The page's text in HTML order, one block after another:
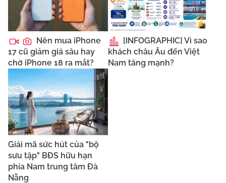
Nên mua iPhone
17 cũ giảm giá sâu hay
chờ iPhone 18 ra mắt?
[INFOGRAPHIC] Vì sao
khách châu Âu đến Việt
Nam tăng mạnh?
Giải mã sức hút của "bộ
sưu tập" BĐS hữu hạn
phía Nam trung tâm Đà
Nẵng